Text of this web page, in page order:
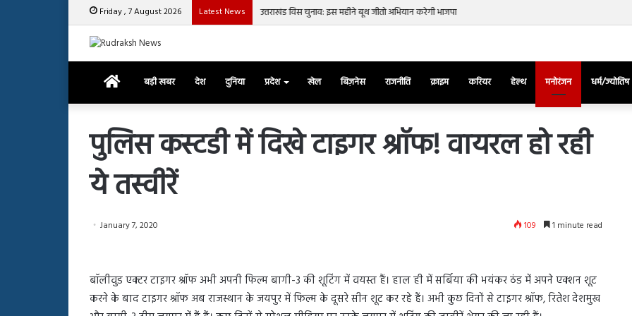
Friday , 7 August 2026 Latest News उत्तराखंड विस चुनाव: इस महीने बूथ जीतो अभियान करेगी भाजपा
Home बड़ी खबर देश दुनिया प्रदेश खेल बिज़नेस राजनीति क्राइम करियर हेल्थ मनोरंजन धर्म/ज्योतिष
पुलिस कस्टडी में दिखे टाइगर श्रॉफ! वायरल हो रही
ये तस्वीरें
January 7, 2020 109 1 minute read
बॉलीवुड एक्टर टाइगर श्रॉफ अभी अपनी फिल्म बागी-3 की शूटिंग में वयस्त हैं। हाल ही में सर्बिया की भयंकर ठंड में अपने एक्शन शूट
करने के बाद टाइगर श्रॉफ अब राजस्थान के जयपुर में फिल्म के दूसरे सीन शूट कर रहे हैं। अभी कुछ दिनों से टाइगर श्रॉफ, रितेश देशमुख
की की फिल्म ग्राउंड जीरो का
टीजर जारी, देंखे वीडियो…
सबके
हुई
रजत दलाल और आसिम रियाज की भिड़ंत,
सबके सामने हुई बहस पर रुबीना दिलैक का
आया रिएक्शन
पर
उतरा
पिकाचू,
तुर्किए में राष्ट्रपति एर्दोगान के खिलाफ सड़क
पर उतरा पिकाचू, भागते हुए आया नजर, देंखे
वीडियो…